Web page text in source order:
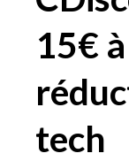
15€
tech